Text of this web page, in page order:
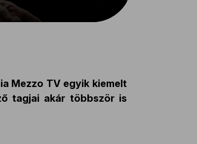
Mezzo TV egyik kiemelt
tagjai akár többször is